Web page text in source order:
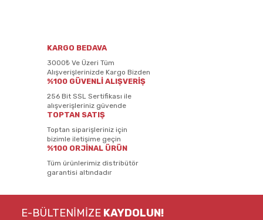
KARGO BEDAVA
3000₺ Ve Üzeri Tüm
Alışverişlerinizde Kargo Bizden
%100 GÜVENLİ ALIŞVERİŞ
256 Bit SSL Sertifikası ile
alışverişleriniz güvende
TOPTAN SATIŞ
Toptan siparişleriniz için
bizimle iletişime geçin
%100 ORJİNAL ÜRÜN
Tüm ürünlerimiz distribütör
garantisi altındadır
E-BÜLTENİMİZE KAYDOLUN!